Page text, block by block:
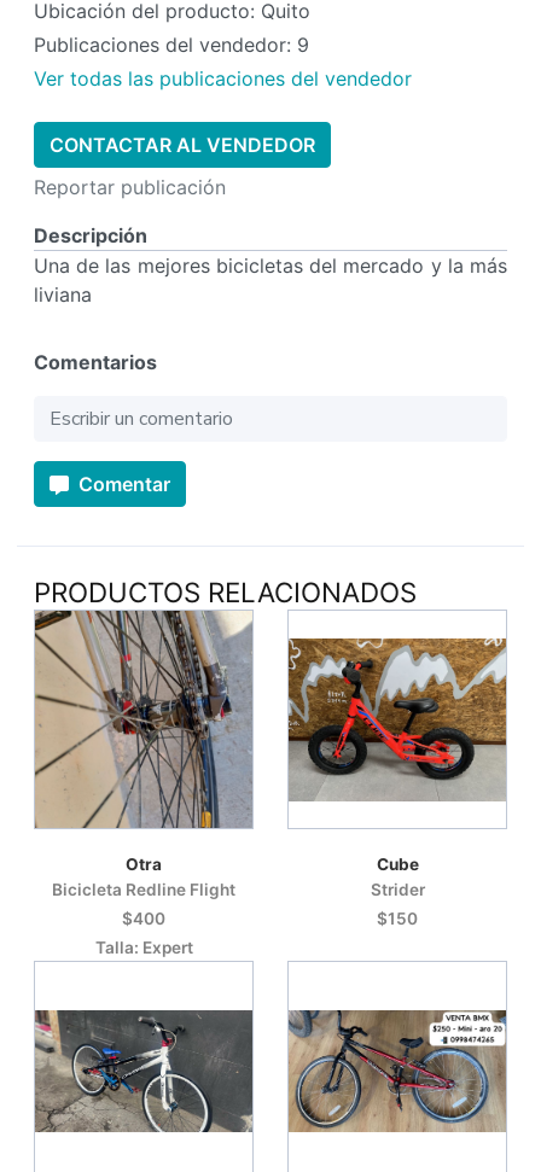
Ubicación del producto: Quito
Publicaciones del vendedor: 9
Ver todas las publicaciones del vendedor
CONTACTAR AL VENDEDOR
Reportar publicación
Descripción
Una de las mejores bicicletas del mercado y la más
liviana
Comentarios
Comentar
PRODUCTOS RELACIONADOS
Otra
Bicicleta Redline Flight
$400
Talla: Expert
Cube
Strider
$150